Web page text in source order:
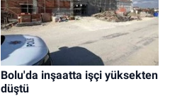
Bolu'da inşaatta işçi yüksekten
düştü